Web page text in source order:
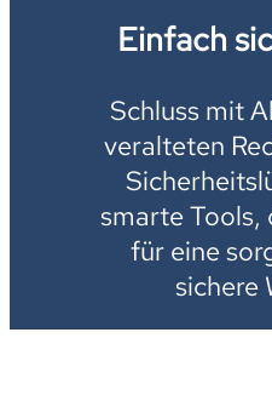
Einfach
Schluss mit
veralteten
smarte Tools,
für eine
sichere